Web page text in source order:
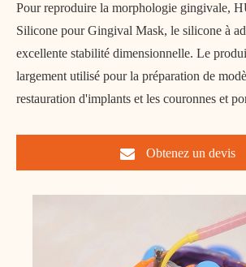
Pour reproduire la morphologie gingivale,
Silicone pour Gingival Mask, le silicone à
excellente stabilité dimensionnelle. Le
largement utilisé pour la préparation de
restauration d'implants et les couronnes et
Obtenez un devis